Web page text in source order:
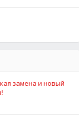
замена и новый